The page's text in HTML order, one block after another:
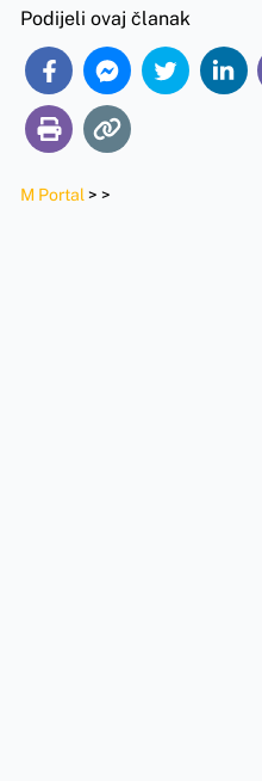
Podijeli ovaj članak
M Portal > >